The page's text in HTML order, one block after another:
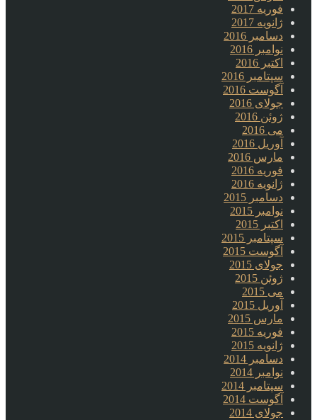
فوریه 2017
ژانویه 2017
دسامبر 2016
نوامبر 2016
اکتبر 2016
سپتامبر 2016
آگوست 2016
جولای 2016
ژوئن 2016
می 2016
آوریل 2016
مارس 2016
فوریه 2016
ژانویه 2016
دسامبر 2015
نوامبر 2015
اکتبر 2015
سپتامبر 2015
آگوست 2015
جولای 2015
ژوئن 2015
می 2015
آوریل 2015
مارس 2015
فوریه 2015
ژانویه 2015
دسامبر 2014
نوامبر 2014
سپتامبر 2014
آگوست 2014
جولای 2014